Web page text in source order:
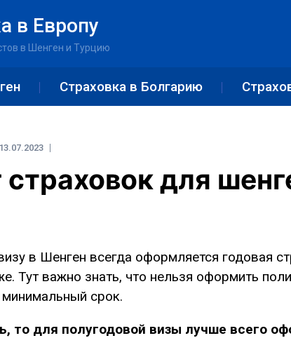
в Европу
в Шенген и Турцию
Страховка в Болгарию
13.07.2023
страховок для
в Шенген всегда оформляется годовая
Тут важно знать, что нельзя оформить
срок.
то для полугодовой визы лучше всего